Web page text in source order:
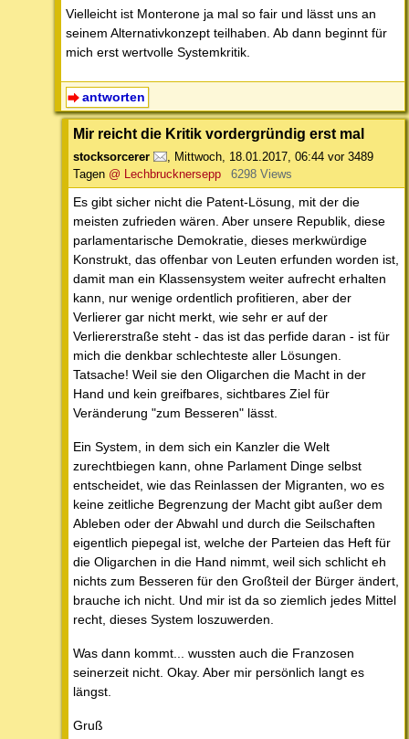
Vielleicht ist Monterone ja mal so fair und lässt uns an
seinem Alternativkonzept teilhaben. Ab dann beginnt für
mich erst wertvolle Systemkritik.
antworten
Mir reicht die Kritik vordergründig erst mal
stocksorcerer , Mittwoch, 18.01.2017, 06:44 vor 3489
Tagen @ Lechbrucknersepp 6298 Views
Es gibt sicher nicht die Patent-Lösung, mit der die
meisten zufrieden wären. Aber unsere Republik, diese
parlamentarische Demokratie, dieses merkwürdige
Konstrukt, das offenbar von Leuten erfunden worden ist,
damit man ein Klassensystem weiter aufrecht erhalten
kann, nur wenige ordentlich profitieren, aber der
Verlierer gar nicht merkt, wie sehr er auf der
Verliererstraße steht - das ist das perfide daran - ist für
mich die denkbar schlechteste aller Lösungen.
Tatsache! Weil sie den Oligarchen die Macht in der
Hand und kein greifbares, sichtbares Ziel für
Veränderung "zum Besseren" lässt.
Ein System, in dem sich ein Kanzler die Welt
zurechtbiegen kann, ohne Parlament Dinge selbst
entscheidet, wie das Reinlassen der Migranten, wo es
keine zeitliche Begrenzung der Macht gibt außer dem
Ableben oder der Abwahl und durch die Seilschaften
eigentlich piepegal ist, welche der Parteien das Heft für
die Oligarchen in die Hand nimmt, weil sich schlicht eh
nichts zum Besseren für den Großteil der Bürger ändert,
brauche ich nicht. Und mir ist da so ziemlich jedes Mittel
recht, dieses System loszuwerden.
Was dann kommt... wussten auch die Franzosen
seinerzeit nicht. Okay. Aber mir persönlich langt es
längst.
Gruß